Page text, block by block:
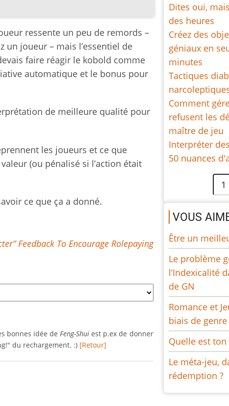
ressente un peu de remords –
joueur – mais l’essentiel de
faire réagir le kobold comme
automatique et le bonus pour
de meilleure qualité pour
les joueurs et ce que
(ou pénalisé si l’action était
ce que ça a donné.
Feedback To Encourage Rolepaying
bonnes idée de Feng-Shui est p.ex de donner
du rechargement. :) [Retour]
Dites oui,
des heures
Créez des
géniaux en
minutes
Tactiques
Comment
refusent les
maître de jeu
Interpréter
50 nuances
Pagination1
VOUS
Être un
Le problème
l’Indexicalité
de GN
Romance et
biais de genre
Quelle est
Le méta-jeu,
rédemption ?